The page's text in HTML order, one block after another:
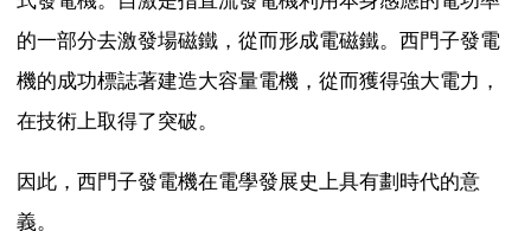
的一部分去激發場磁鐵，從而形成電磁鐵。西門子發電
機的成功標誌著建造大容量電機，從而獲得強大電力，
在技術上取得了突破。
因此，西門子發電機在電學發展史上具有劃時代的意
義。